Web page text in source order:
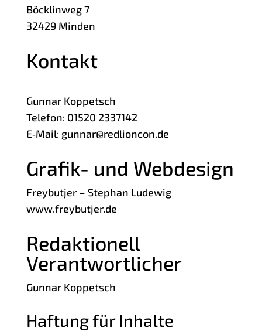
Böck­lin­weg 7
32429 Min­den
Kontakt
Gun­nar Koppetsch
Tele­fon: 01520 2337142
E‑Mail: gunnar@redlioncon.de
Grafik- und Webdesign
Frey­but­jer – Ste­phan Ludewig
www.freybutjer.de
Redaktionell
Verantwortlicher
Gun­nar Koppetsch
Haftung für Inhalte